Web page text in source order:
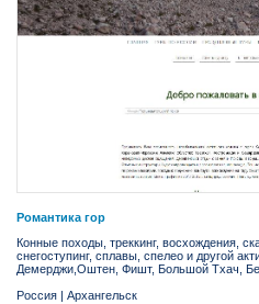
Романтика гор
Конные походы, треккинг, восхождения,
снегоступинг, сплавы, спелео и другой
Демерджи,Оштен, Фишт, Большой Тхач,
Россия | Архангельск